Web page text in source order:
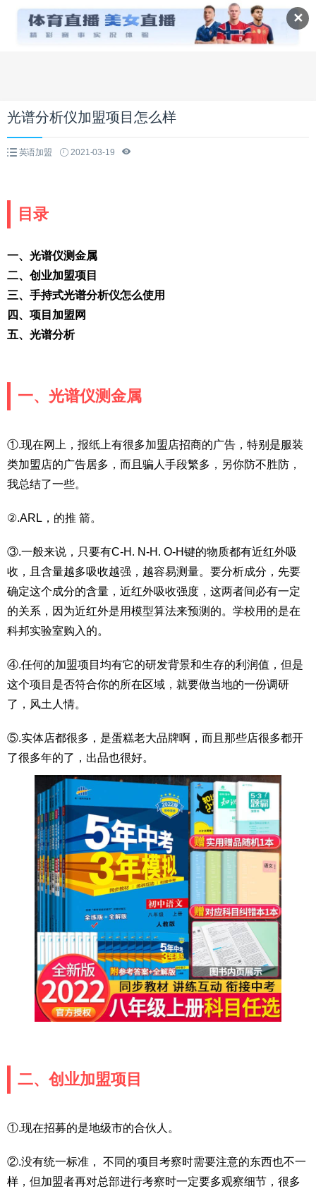
✕
光谱分析仪加盟项目怎么样
英语加盟 2021-03-19
目录
一、光谱仪测金属
二、创业加盟项目
三、手持式光谱分析仪怎么使用
四、项目加盟网
五、光谱分析
一、光谱仪测金属
①.现在网上，报纸上有很多加盟店招商的广告，特别是服装
类加盟店的广告居多，而且骗人手段繁多，另你防不胜防，
我总结了一些。
②.ARL，的推 箭。
③.一般来说，只要有C-H. N-H. O-H键的物质都有近红外吸
收，且含量越多吸收越强，越容易测量。要分析成分，先要
确定这个成分的含量，近红外吸收强度，这两者间必有一定
的关系，因为近红外是用模型算法来预测的。学校用的是在
科邦实验室购入的。
④.任何的加盟项目均有它的研发背景和生存的利润值，但是
这个项目是否符合你的所在区域，就要做当地的一份调研
了，风土人情。
⑤.实体店都很多，是蛋糕老大品牌啊，而且那些店很多都开
了很多年的了，出品也很好。
二、创业加盟项目
①.现在招募的是地级市的合伙人。
②.没有统一标准， 不同的项目考察时需要注意的东西也不一
样，但加盟者再对总部进行考察时一定要多观察细节，很多